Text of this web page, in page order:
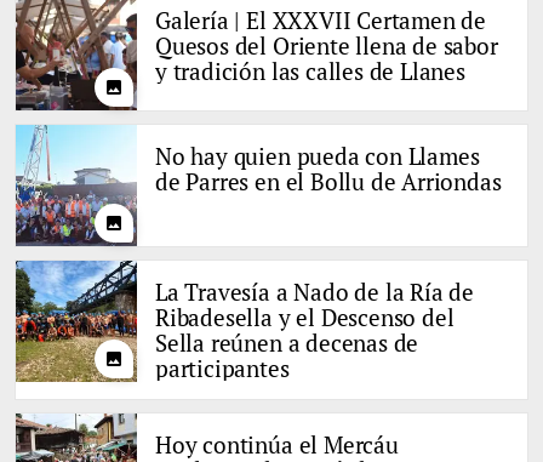
photo
Galería | El XXXVII Certamen de
Quesos del Oriente llena de sabor
y tradición las calles de Llanes
photo
No hay quien pueda con Llames
de Parres en el Bollu de Arriondas
photo
La Travesía a Nado de la Ría de
Ribadesella y el Descenso del
Sella reúnen a decenas de
participantes
Hoy continúa el Mercáu